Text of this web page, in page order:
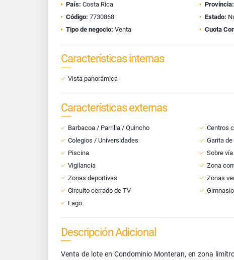
País: Costa Rica Provincia:
Código: 7730868 Estado:
Tipo de negocio: Venta Cuota
Características internas
Vista panorámica
Características externas
Barbacoa / Parrilla / Quincho Centros
Colegios / Universidades
Garita de
Piscina
Sobre
Vigilancia
Zona
Zonas deportivas
Zonas
Circuito cerrado de TV
Gimnasio
Lago
Descripción Adicional
Venta de lote en Condominio Monteran, en zona